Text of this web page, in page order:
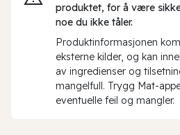
produktet, for å være
noe du ikke tåler.
Produktinformasjonen
eksterne kilder, og kan
av ingredienser og
mangelfull. Trygg Mat-
eventuelle feil og mangler.